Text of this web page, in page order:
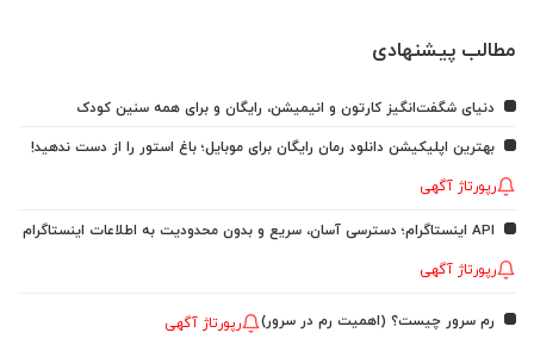
مطالب پیشنهادی
دنیای شگفت‌انگیز کارتون و انیمیشن، رایگان و برای همه سنین کودک
بهترین اپلیکیشن دانلود رمان رایگان برای موبایل؛ باغ استور را از دست ندهید!
رپورتاژ آگهی
API اینستاگرام؛ دسترسی آسان، سریع و بدون محدودیت به اطلاعات اینستاگرام
رپورتاژ آگهی
رم سرور چیست؟ (اهمیت رم در سرور) رپورتاژ آگهی